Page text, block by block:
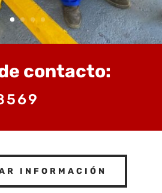
contacto:
INFORMACIÓN